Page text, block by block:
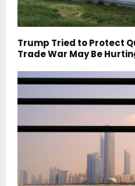
Trump Tried to Protect
Trade War May Be